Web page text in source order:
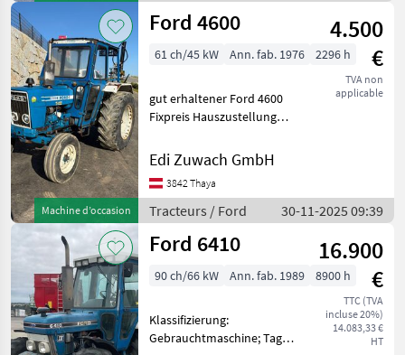
Einhebel
/ Ford
Machine d’occasion
Ford 4600
4.500
€
TVA non
applicable
61 ch/45 kW Ann. fab. 1976 2296 h
gut erhaltener Ford 4600
Fixpreis Hauszustellung
Entraînement: Roues
motrices arrière, Plate-
forme: Cabine, Mouvement
inverse sans pression Tr
Edi Zuwach GmbH
3842 Thaya
Tracteurs / Ford 30-11-2025 09:39
Ford 6410
16.900
€
TTC (TVA
incluse 20%)
14.083,33 €
HT
90 ch/66 kW Ann. fab. 1989 8900 h
Klassifizierung:
Gebrauchtmaschine; Tag